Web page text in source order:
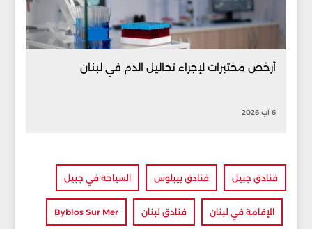
أرخص مختبرات لإجراء تحاليل الدم في لبنان
6 آب 2026
فنادق جبيل فنادق بيبلوس السياحة في جبيل
الإقامة في لبنان فنادق لبنان Byblos Sur Mer